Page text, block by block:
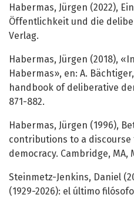
Habermas, Jürgen (2022),
Öffentlichkeit und die
Verlag.
Habermas, Jürgen (2018),
Habermas», en: A.
handbook of deliberative
871-882.
Habermas, Jürgen (1996),
contributions to a discourse
democracy. Cambridge, MA,
Steinmetz-Jenkins, Daniel
(1929-2026): el último